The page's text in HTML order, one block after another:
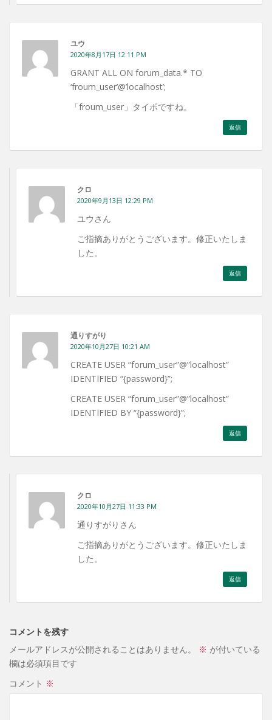
ユウ
2020年8月17日 12:11 PM
GRANT ALL ON forum_data.* TO
‘froum_user’@’localhost’;
「froum_user」タイポですね。
返信
クロ
2020年9月13日 12:29 PM
ユウさん
ご指摘ありがとうございます。修正いたしま
した。
返信
通りすがり
2020年10月27日 10:21 AM
CREATE USER “forum_user”@”localhost”
IDENTIFIED “{password}”;
CREATE USER “forum_user”@”localhost”
IDENTIFIED BY “{password}”;
返信
クロ
2020年10月27日 11:33 PM
通りすがりさん
ご指摘ありがとうございます。修正いたしま
した。
返信
コメントを残す
メールアドレスが公開されることはありません。
※ が付いている
欄は必須項目です
コメント ※